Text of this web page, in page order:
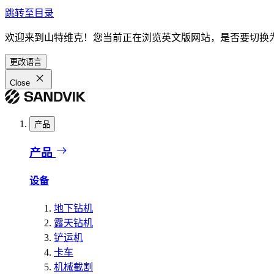
跳转至目录
欢迎来到山特维克！您当前正在浏览英文版网站，是否要切换
更改语言
Close
产品
产品
设备
地下钻机
露天钻机
铲运机
卡车
机械截割